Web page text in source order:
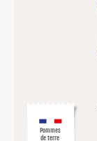
Pommes
de terre